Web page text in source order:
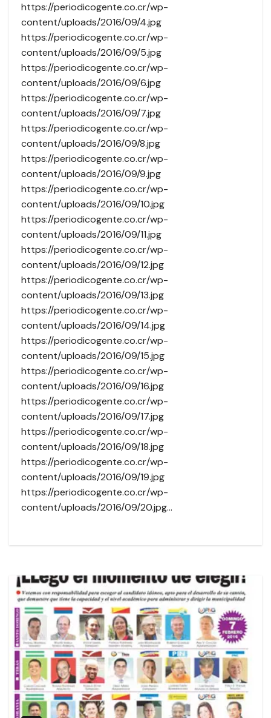
https://periodicogente.co.cr/wp-
content/uploads/2016/09/4.jpg
https://periodicogente.co.cr/wp-
content/uploads/2016/09/5.jpg
https://periodicogente.co.cr/wp-
content/uploads/2016/09/6.jpg
https://periodicogente.co.cr/wp-
content/uploads/2016/09/7.jpg
https://periodicogente.co.cr/wp-
content/uploads/2016/09/8.jpg
https://periodicogente.co.cr/wp-
content/uploads/2016/09/9.jpg
https://periodicogente.co.cr/wp-
content/uploads/2016/09/10.jpg
https://periodicogente.co.cr/wp-
content/uploads/2016/09/11.jpg
https://periodicogente.co.cr/wp-
content/uploads/2016/09/12.jpg
https://periodicogente.co.cr/wp-
content/uploads/2016/09/13.jpg
https://periodicogente.co.cr/wp-
content/uploads/2016/09/14.jpg
https://periodicogente.co.cr/wp-
content/uploads/2016/09/15.jpg
https://periodicogente.co.cr/wp-
content/uploads/2016/09/16.jpg
https://periodicogente.co.cr/wp-
content/uploads/2016/09/17.jpg
https://periodicogente.co.cr/wp-
content/uploads/2016/09/18.jpg
https://periodicogente.co.cr/wp-
content/uploads/2016/09/19.jpg
https://periodicogente.co.cr/wp-
content/uploads/2016/09/20.jpg…